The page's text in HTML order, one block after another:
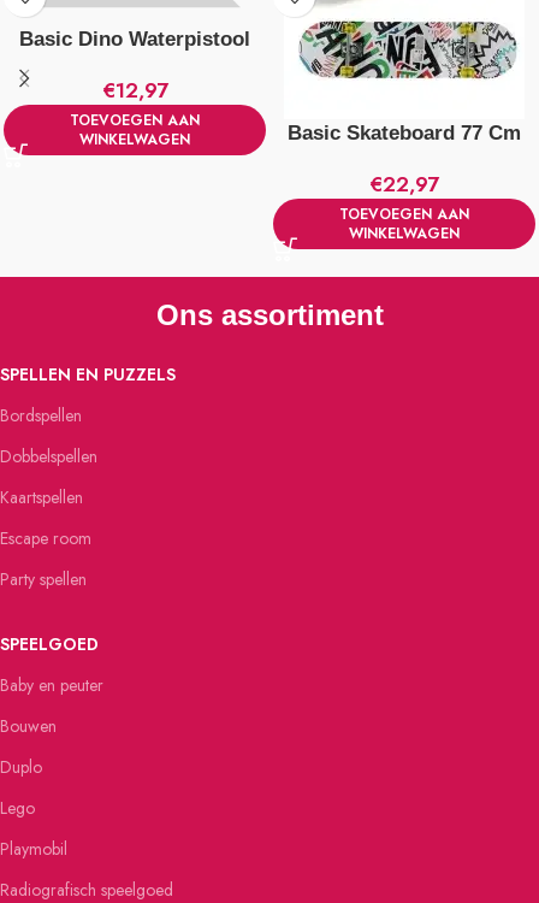
Basic Dino Waterpistool
€12,97
TOEVOEGEN AAN
WINKELWAGEN
Basic Skateboard 77 Cm
€22,97
TOEVOEGEN AAN
WINKELWAGEN
Ons assortiment
SPELLEN EN PUZZELS
Bordspellen
Dobbelspellen
Kaartspellen
Escape room
Party spellen
SPEELGOED
Baby en peuter
Bouwen
Duplo
Lego
Playmobil
Radiografisch speelgoed